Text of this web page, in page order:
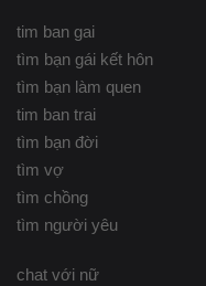
tim ban gai
tìm bạn gái kết hôn
tìm bạn làm quen
tim ban trai
tìm bạn đời
tìm vợ
tìm chồng
tìm người yêu
chat với nữ